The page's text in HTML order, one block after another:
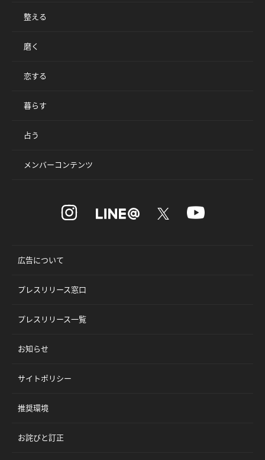
整える
磨く
恋する
暮らす
占う
メンバーコンテンツ
広告について
プレスリリース窓口
プレスリリース一覧
お知らせ
サイトポリシー
推奨環境
お詫びと訂正